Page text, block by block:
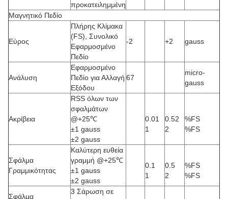
προκατειλημμένη
Μαγνητικό Πεδίο
Εύρος
Πλήρης Κλίμακα
(FS), Συνολικό
Εφαρμοσμένο
Πεδίο
-2 +2 gauss
Ανάλυση
Εφαρμοσμένο
Πεδίο για Αλλαγή
Εξόδου
67
micro-
gauss
Ακρίβεια
RSS όλων των
σφαλμάτων
@+25℃
±1 gauss
±2 gauss
0.01
1
0.52
2
%FS
%FS
Σφάλμα
Γραμμικότητας
Καλύτερη ευθεία
γραμμή @+25℃
±1 gauss
±2 gauss
0.1
1
0.5
2
%FS
%FS
Σφάλμα
3 Σάρωση σε